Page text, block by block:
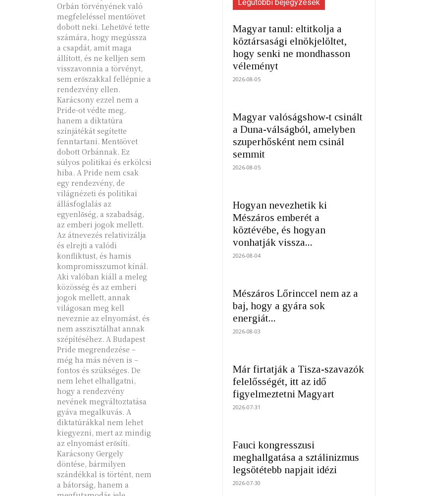
Orbán törvényének való
megfeleléssel mentőövet
dobott neki. Lehetővé tette
számára, hogy megússza
a csapdát, amit maga
állított, és ne kelljen sem
visszavonnia a törvényt,
sem erőszakkal fellépnie a
rendezvény ellen.
Karácsony ezzel nem a
Pride-ot védte meg,
hanem a diktatúra
színjátékát segítette
fenntartani. Mentőövet
dobott Orbánnak. Ez
súlyos politikai és erkölcsi
hiba. A Pride nem csak
egy rendezvény, de
világnézeti és politikai
állásfoglalás az
egyenlőség, a szabadság,
az emberi jogok mellett.
Az átnevezés relativizálja
és elrejti a valódi
konfliktust, és hamis
kompromisszumot kínál.
Aki valóban kiáll a meleg
közösség és az emberi
jogok mellett, annak
világosan meg kell
neveznie az elnyomást, és
nem asszisztálhat annak
szépítéséhez. A Budapest
Pride megrendezése –
még ha más néven is –
fontos és szükséges. De
nem lehet elhallgatni,
hogy a rendezvény
nevének megváltoztatása
gyáva megalkuvás. A
diktatúrákkal nem lehet
kiegyezni, mert az mindig
az elnyomást erősíti.
Karácsony Gergely
döntése, bármilyen
szándékkal is történt, nem
a bátorság, hanem a
Legutóbbi bejegyzések
Magyar tanul: eltitkolja a
köztársasági elnökjelöltet,
hogy senki ne mondhasson
véleményt
2026-08-05
Magyar valóságshow-t csinált
a Duna-válságból, amelyben
szuperhősként nem csinál
semmit
2026-08-05
Hogyan nevezhetik ki
Mészáros emberét a
köztévébe, és hogyan
vonhatják vissza...
2026-08-04
Mészáros Lőrinccel nem az a
baj, hogy a gyára sok
energiát...
2026-08-03
Már firtatják a Tisza-szavazók
felelősségét, itt az idő
figyelmeztetni Magyart
2026-07-31
Fauci kongresszusi
meghallgatása a sztálinizmus
legsötétebb napjait idézi
2026-07-30